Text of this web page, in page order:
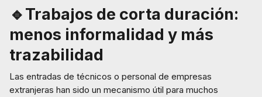
🔹Trabajos de corta duración:
menos informalidad y más
trazabilidad
Las entradas de técnicos o personal de empresas
extranjeras han sido un mecanismo útil para muchos